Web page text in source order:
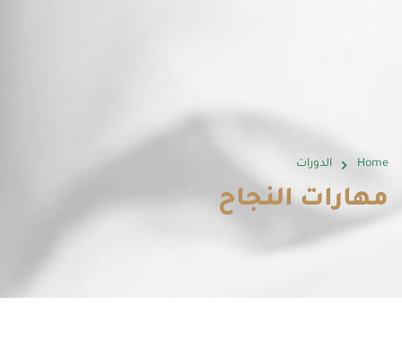
Home الدورات
مهارات النجاح